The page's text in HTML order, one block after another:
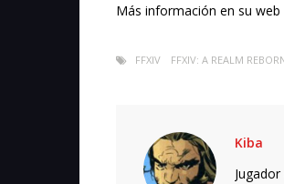
Más información en su web
FFXIV FFXIV: A REALM
Kiba